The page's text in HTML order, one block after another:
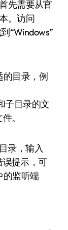
。访问
“Windows”
的目录，例
子目录的文
。
录，输入
误提示，可
的监听端